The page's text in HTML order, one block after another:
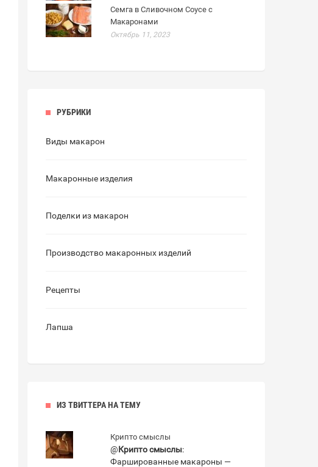
Семга в Сливочном Соусе с
Макаронами
Октябрь 11, 2023
РУБРИКИ
Виды макарон
Макаронные изделия
Поделки из макарон
Производство макаронных изделий
Рецепты
Лапша
ИЗ ТВИТТЕРА НА ТЕМУ
Крипто смыслы
@Крипто смыслы:
Фаршированные макароны —